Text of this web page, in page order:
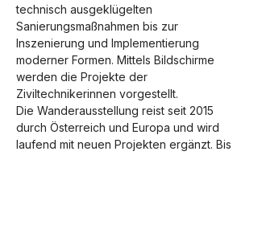
technisch ausgeklügelten
Sanierungsmaßnahmen bis zur
Inszenierung und Implementierung
moderner Formen. Mittels Bildschirme
werden die Projekte der
Ziviltechnikerinnen vorgestellt.
Die Wanderausstellung reist seit 2015
durch Österreich und Europa und wird
laufend mit neuen Projekten ergänzt. Bis